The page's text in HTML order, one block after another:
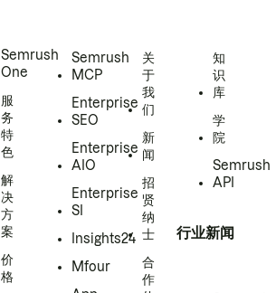
Semrush
One
服
务
特
色
解
决
方
案
价
格
Semrush
MCP
Enterprise
SEO
Enterprise
AIO
Enterprise
SI
Insights24
Mfour
关
于
我
们
新
闻
招
贤
纳
士
合
作
知
识
库
学
院
Semrush
API
行业新闻